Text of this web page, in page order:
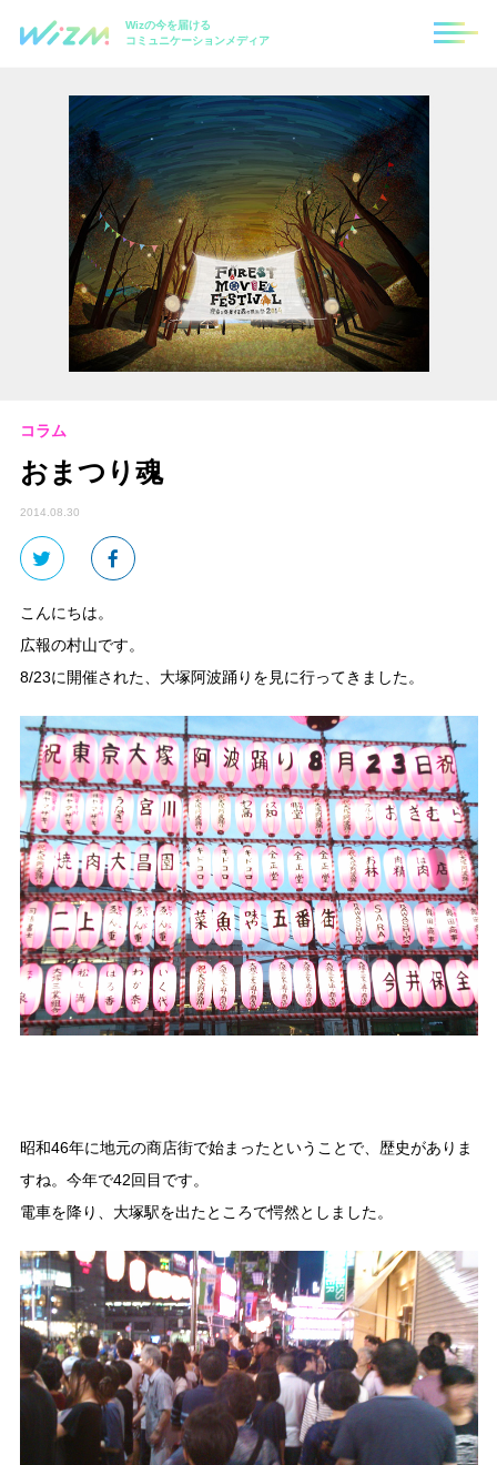
Wizの今を届ける
コミュニケーションメディア
コラム
おまつり魂
2014.08.30
こんにちは。
広報の村山です。
8/23に開催された、大塚阿波踊りを見に行ってきました。
昭和46年に地元の商店街で始まったということで、歴史がありま
すね。今年で42回目です。
電車を降り、大塚駅を出たところで愕然としました。